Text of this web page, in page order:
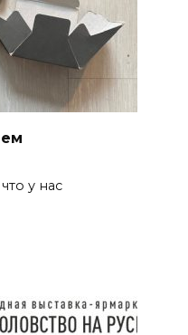
у нас